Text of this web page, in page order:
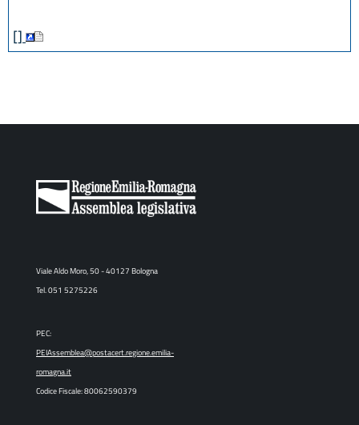
[]
Viale Aldo Moro, 50 - 40127 Bologna
Tel. 051 5275226
PEC:
PEIAssemblea@postacert.regione.emilia-
romagna.it
Codice Fiscale: 80062590379